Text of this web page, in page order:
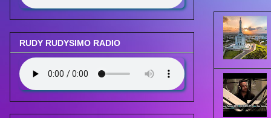
RUDY RUDYSIMO RADIO